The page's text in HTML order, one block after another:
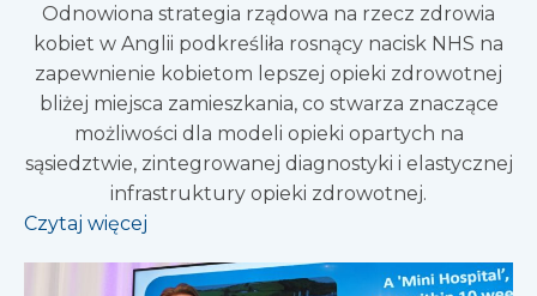
Odnowiona strategia rządowa na rzecz zdrowia
kobiet w Anglii podkreśliła rosnący nacisk NHS na
zapewnienie kobietom lepszej opieki zdrowotnej
bliżej miejsca zamieszkania, co stwarza znaczące
możliwości dla modeli opieki opartych na
sąsiedztwie, zintegrowanej diagnostyki i elastycznej
infrastruktury opieki zdrowotnej.
Czytaj więcej